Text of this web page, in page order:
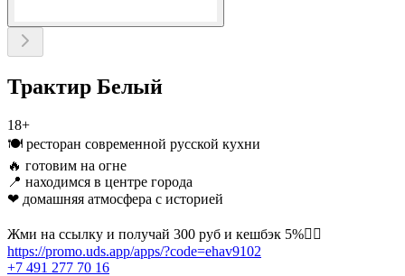
Трактир Белый
18+
🍽 ресторан современной русской кухни
🔥 готовим на огне
📍 находимся в центре города
❤ домашняя атмосфера с историей
Жми на ссылку и получай 300 руб и кешбэк 5%👇🏻
https://promo.uds.app/apps/?code=ehav9102
+7 491 277 70 16